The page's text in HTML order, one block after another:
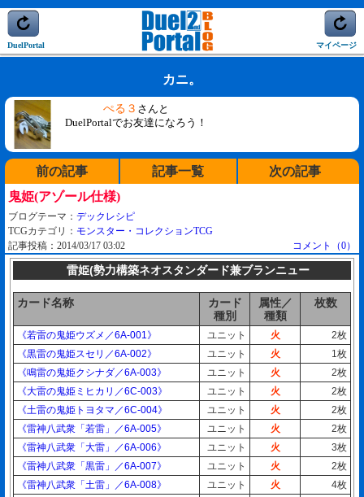
DuelPortal マイページ
カニ。
ぺる３ さんと
DuelPortalでお友達になろう！
前の記事 記事一覧
次の記事
鬼姫(アゾール仕様)
ブログテーマ： デックレシピ
TCGカテゴリ： モンスター・コレクションTCG
記事投稿：2014/03/17 03:02
コメント（0）
雷姫(勢力構築ネオスタンダード兼ブランニュー
カード名称
カード
種別
属性／
種類
枚数
《若雷の鬼姫ウズメ／6A-001》 ユニット 火
2枚
《黒雷の鬼姫スセリ／6A-002》
ユニット 火
1枚
《鳴雷の鬼姫クシナダ／6A-003》
ユニット 火
2枚
《大雷の鬼姫ミヒカリ／6C-003》
ユニット 火
2枚
《土雷の鬼姫トヨタマ／6C-004》
ユニット 火
2枚
《雷神八武衆「若雷」／6A-005》
ユニット 火
2枚
《雷神八武衆「大雷」／6A-006》
ユニット 火
3枚
《雷神八武衆「黒雷」／6A-007》
ユニット 火
2枚
《雷神八武衆「土雷」／6A-008》
ユニット 火
4枚